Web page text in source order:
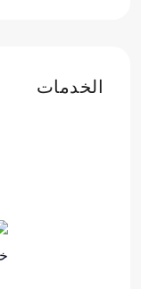
الخدمات